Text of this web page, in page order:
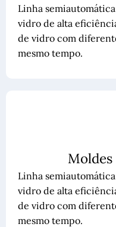
Linha
vidro de alta
de vidro com
mesmo tempo.
Linha
vidro de alta
de vidro com
mesmo tempo.